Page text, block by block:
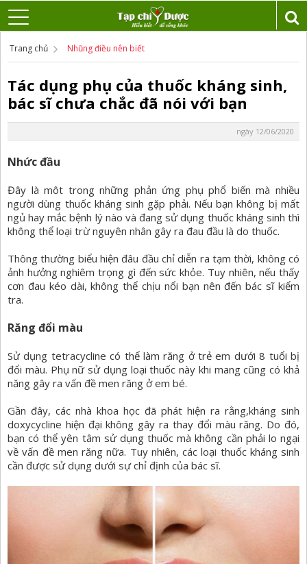
Trang chủ Nhũng điều nên biết
Tác dụng phụ của thuốc kháng sinh,
bác sĩ chưa chắc đã nói với bạn
ngày 12/06/2020
Nhức đầu
Đây là môt trong những phản ứng phụ phổ biến mà nhiều
người dùng thuốc kháng sinh gặp phải. Nếu bạn không bị mất
ngủ hay mắc bệnh lý nào và đang sử dụng thuốc kháng sinh thì
không thể loại trừ nguyên nhân gây ra đau đầu là do thuốc.
Thông thường biểu hiện đâu đầu chỉ diễn ra tạm thời, không có
ảnh hưởng nghiêm trọng gì đến sức khỏe. Tuy nhiên, nếu thấy
cơn đau kéo dài, không thể chịu nổi bạn nên đến bác sĩ kiểm
tra.
Răng đổi màu
Sử dụng tetracycline có thể làm răng ở trẻ em dưới 8 tuổi bị
đổi màu. Phụ nữ sử dụng loại thuốc này khi mang cũng có khả
năng gây ra vấn đề men răng ở em bé.
Gần đây, các nhà khoa học đã phát hiện ra rằng,kháng sinh
doxycycline hiện đại không gây ra thay đổi màu răng. Do đó,
bạn có thể yên tâm sử dụng thuốc mà không cần phải lo ngại
về vấn đề men răng nữa. Tuy nhiên, các loại thuốc kháng sinh
cần được sử dụng dưới sự chỉ định của bác sĩ.